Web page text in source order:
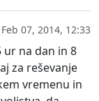
Feb 07, 2014, 12:33
ur na dan in 8
za reševanje
vremenu in